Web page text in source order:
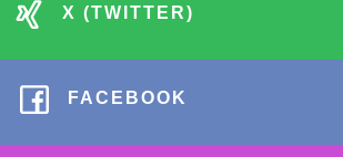
X (TWITTER)
FACEBOOK